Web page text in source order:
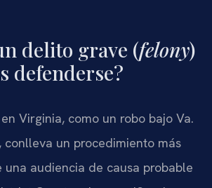
delito grave (felony)
defenderse?
Virginia, como un robo bajo Va.
conlleva un procedimiento más
una audiencia de causa probable